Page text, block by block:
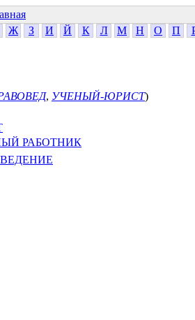
Ж З И Й К Л М Н О П
, УЧЕНЫЙ-ЮРИСТ)
РАБОТНИК